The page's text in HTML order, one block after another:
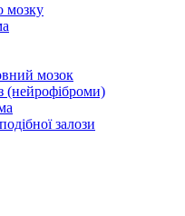
мозку
мозок
(нейрофіброми)
залози